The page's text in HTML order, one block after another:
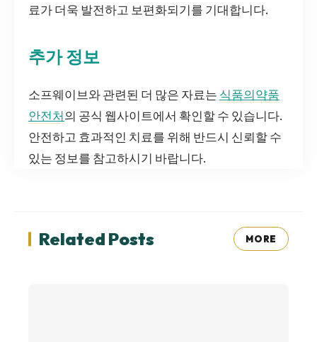
료가 더욱 발전하고 보편화되기를 기대합니다.
추가 정보
소프웨이브와 관련된 더 많은 자료는 식품의약품
안전처의 공식 웹사이트에서 확인할 수 있습니다.
안전하고 효과적인 치료를 위해 반드시 신뢰할 수
있는 정보를 참고하시기 바랍니다.
Related Posts MORE